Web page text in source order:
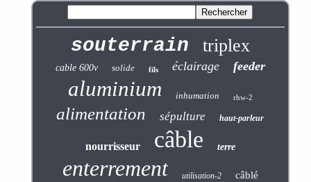
souterrain triplex
cable 600v solide fils éclairage feeder
aluminium inhumation rhw-2
alimentation sépulture haut-parleur
nourrisseur câble terre
enterrement utilisation-2 câblé